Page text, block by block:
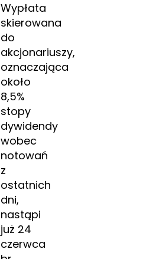
Wypłata
skierowana
do
akcjonariuszy,
oznaczająca
około
8,5%
stopy
dywidendy
wobec
notowań
z
ostatnich
dni,
nastąpi
już 24
czerwca